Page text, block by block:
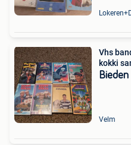
Vhs
kokki
Bieden
Velm